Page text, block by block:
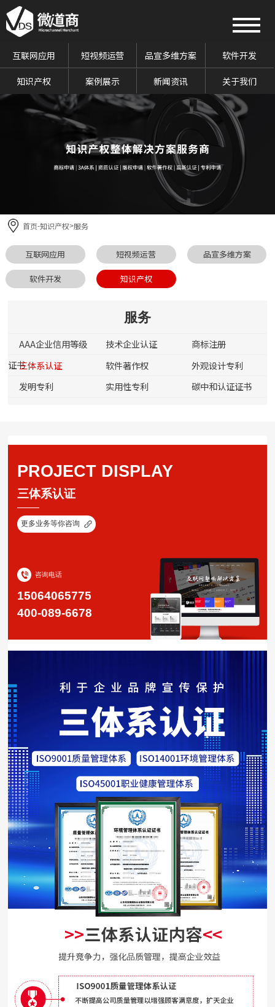
互联网应用 短视频运营 品宣多维方案 软件开发
知识产权 案例展示 新闻资讯 关于我们
首页-知识产权>服务
互联网应用 短视频运营 品宣多维方案
软件开发 知识产权
服务
AAA企业信用等级
证书
技术企业认证
商标注册
三体系认证
软件著作权
外观设计专利
发明专利
实用性专利 碳中和认证证书
PROJECT DISPLAY
三体系认证
更多业务等你咨询
咨询电话
15064065775
400-089-6678